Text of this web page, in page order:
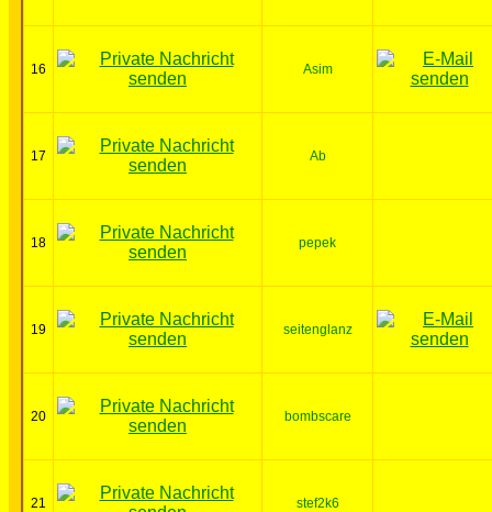
16 Asim
17 Ab
18 pepek
19 seitenglanz
20 bombscare
21 stef2k6